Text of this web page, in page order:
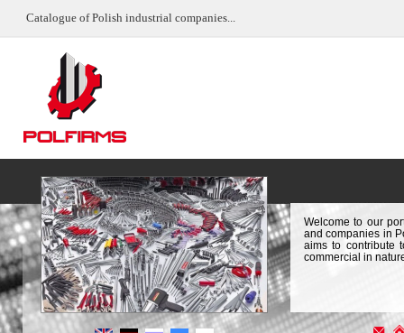
Catalogue of Polish industrial companies...
Welcome to our
and companies in
aims to contribute
commercial in